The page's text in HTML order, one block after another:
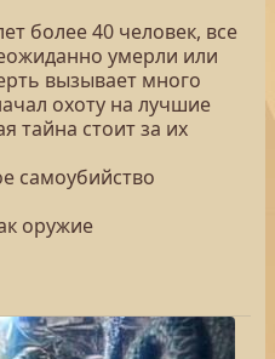
более 40 человек, все
умерли или
вызывает много
охоту на лучшие
тайна стоит за их
самоубийство
оружие